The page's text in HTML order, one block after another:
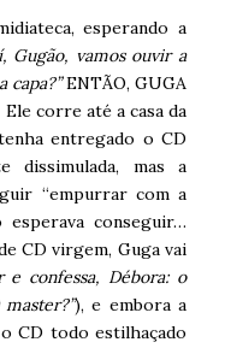
esperando a
Gugão, vamos ouvir a
capa?”ENTÃO, GUGA
Ele corre até a casa da
entregado o CD
dissimulada, mas a
“empurrar com a
conseguir…
CD virgem, Guga vai
e confessa, Débora: o
), e embora a
CD todo estilhaçado